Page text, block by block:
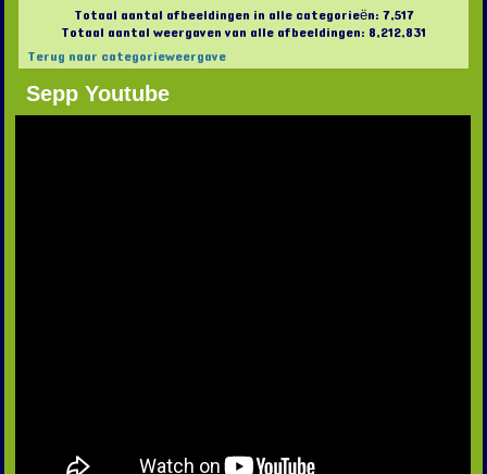
Totaal aantal afbeeldingen in alle categorieën: 7,517
Totaal aantal weergaven van alle afbeeldingen: 8,212,831
Terug naar categorieweergave
Sepp Youtube